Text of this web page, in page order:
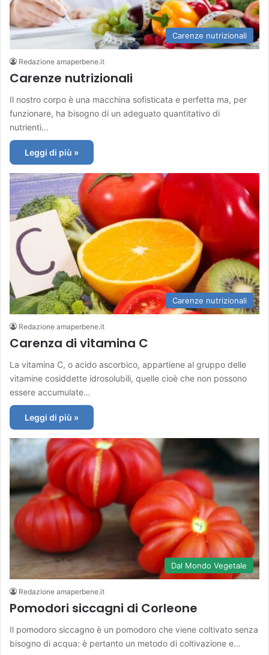
Carenze nutrizionali
Redazione amaperbene.it
Carenze nutrizionali
Il nostro corpo è una macchina sofisticata e perfetta ma, per
funzionare, ha bisogno di un adeguato quantitativo di
nutrienti…
Leggi di più »
Carenze nutrizionali
Redazione amaperbene.it
Carenza di vitamina C
La vitamina C, o acido ascorbico, appartiene al gruppo delle
vitamine cosiddette idrosolubili, quelle cioè che non possono
essere accumulate…
Leggi di più »
Dal Mondo Vegetale
Redazione amaperbene.it
Pomodori siccagni di Corleone
Il pomodoro siccagno è un pomodoro che viene coltivato senza
bisogno di acqua: è pertanto un metodo di coltivazione e…